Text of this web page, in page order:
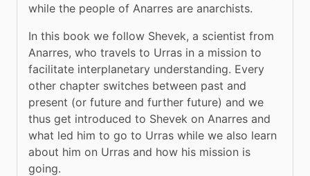
while the people of Anarres are anarchists.
In this book we follow Shevek, a scientist from
Anarres, who travels to Urras in a mission to
facilitate interplanetary understanding. Every
other chapter switches between past and
present (or future and further future) and we
thus get introduced to Shevek on Anarres and
what led him to go to Urras while we also learn
about him on Urras and how his mission is
going.